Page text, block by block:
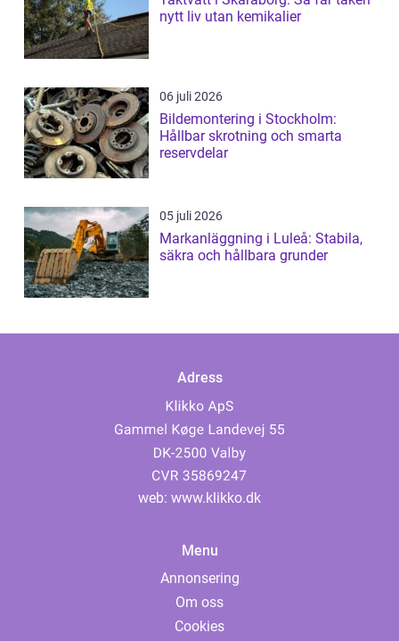
nytt liv utan kemikalier
06 juli 2026
Bildemontering i Stockholm:
Hållbar skrotning och smarta
reservdelar
05 juli 2026
Markanläggning i Luleå: Stabila,
säkra och hållbara grunder
Adress
web: www.klikko.dk
Menu
Annonsering
Om oss
Cookies